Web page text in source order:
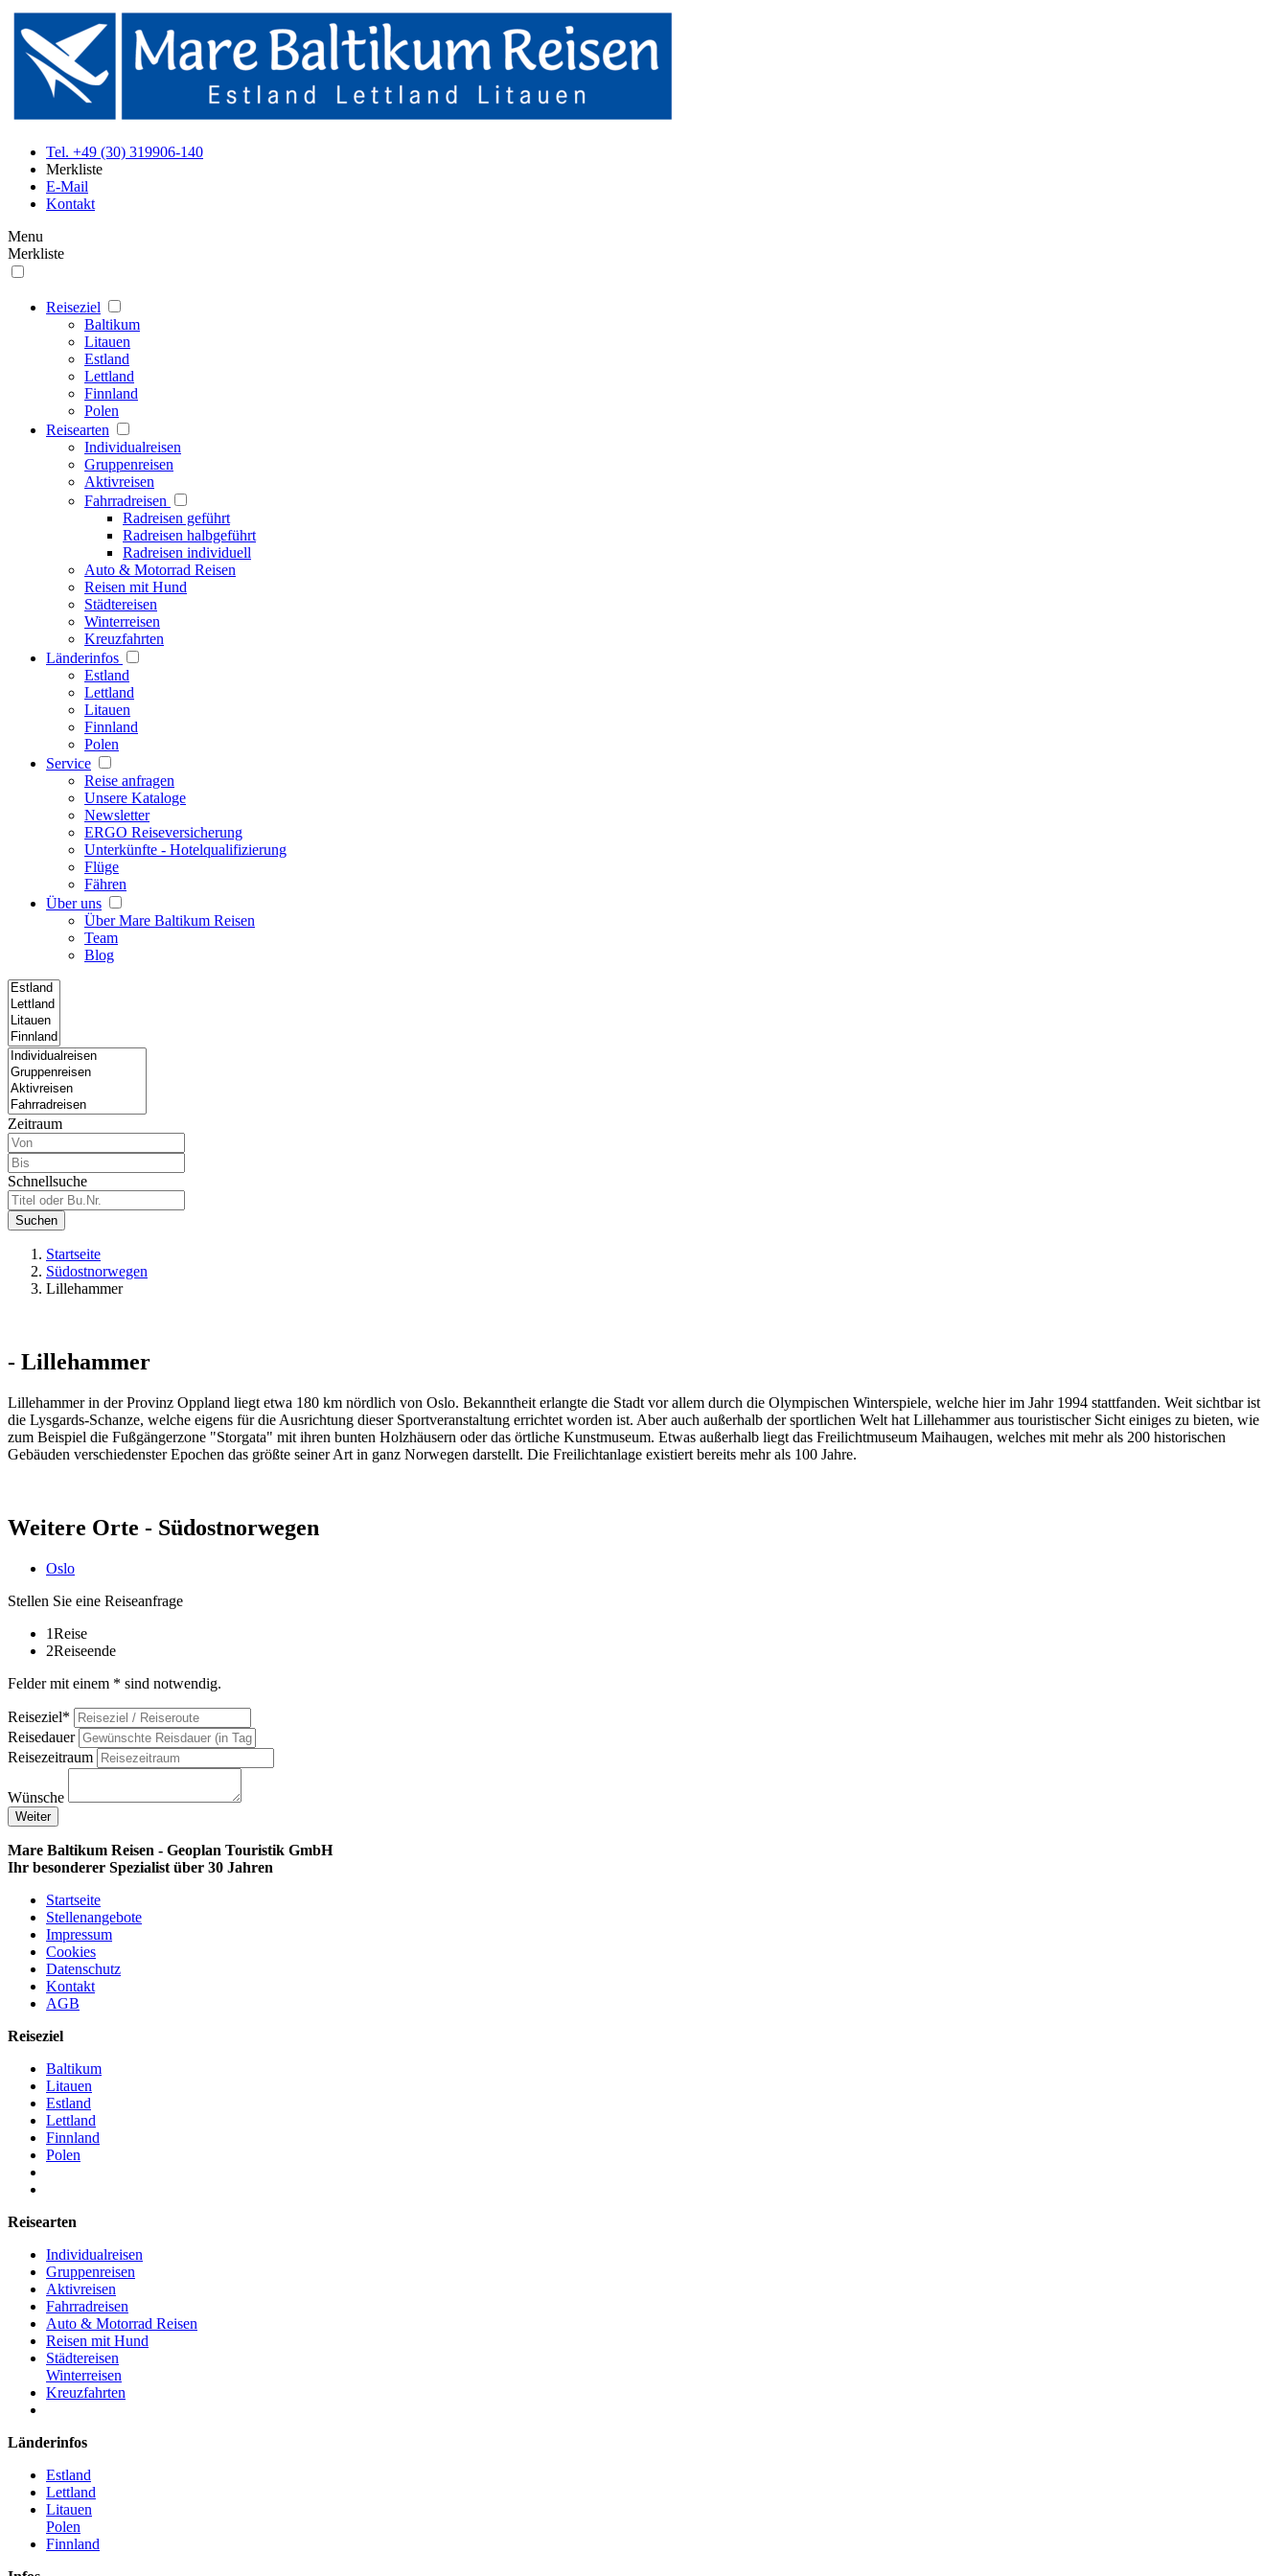
Tel. +49 (30) 319906-140
Merkliste
E-Mail
Kontakt
Menu
Merkliste
Reiseziel
Baltikum
Litauen
Estland
Lettland
Finnland
Polen
Reisearten
Individualreisen
Gruppenreisen
Aktivreisen
Fahrradreisen
Radreisen geführt
Radreisen halbgeführt
Radreisen individuell
Auto & Motorrad Reisen
Reisen mit Hund
Städtereisen
Winterreisen
Kreuzfahrten
Länderinfos
Estland
Lettland
Litauen
Finnland
Polen
Service
Reise anfragen
Unsere Kataloge
Newsletter
ERGO Reiseversicherung
Unterkünfte - Hotelqualifizierung
Flüge
Fähren
Über uns
Über Mare Baltikum Reisen
Team
Blog
Zeitraum
Schnellsuche
Suchen
Startseite
Südostnorwegen
Lillehammer
- Lillehammer
Lillehammer in der Provinz Oppland liegt etwa 180 km nördlich von Oslo. Bekanntheit erlangte die Stadt vor allem durch die Olympischen Winterspiele, welche hier im Jahr 1994 stattfanden. Weit sichtbar ist
die Lysgards-Schanze, welche eigens für die Ausrichtung dieser Sportveranstaltung errichtet worden ist. Aber auch außerhalb der sportlichen Welt hat Lillehammer aus touristischer Sicht einiges zu bieten, wie
zum Beispiel die Fußgängerzone "Storgata" mit ihren bunten Holzhäusern oder das örtliche Kunstmuseum. Etwas außerhalb liegt das Freilichtmuseum Maihaugen, welches mit mehr als 200 historischen
Gebäuden verschiedenster Epochen das größte seiner Art in ganz Norwegen darstellt. Die Freilichtanlage existiert bereits mehr als 100 Jahre.
Weitere Orte - Südostnorwegen
Oslo
Stellen Sie eine Reiseanfrage
1Reise
2Reiseende
Felder mit einem * sind notwendig.
Reiseziel*
Reisedauer
Reisezeitraum
Wünsche
Weiter
Mare Baltikum Reisen - Geoplan Touristik GmbH
Ihr besonderer Spezialist über 30 Jahren
Startseite
Stellenangebote
Impressum
Cookies
Datenschutz
Kontakt
AGB
Reiseziel
Baltikum
Litauen
Estland
Lettland
Finnland
Polen
Reisearten
Individualreisen
Gruppenreisen
Aktivreisen
Fahrradreisen
Auto & Motorrad Reisen
Reisen mit Hund
Städtereisen
Winterreisen
Kreuzfahrten
Länderinfos
Estland
Lettland
Litauen
Polen
Finnland